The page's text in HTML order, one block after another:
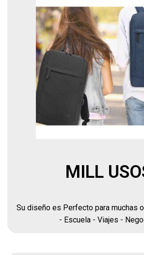
MILL
Su diseño es Perfecto para muchas
- Escuela - Viajes -